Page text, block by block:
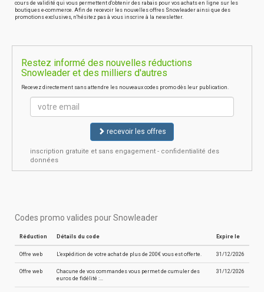
cours de validité qui vous permettent d'obtenir des rabais pour vos achats en ligne sur les
boutiques e-commerce. Afin de recevoir les nouvelles offres Snowleader ainsi que des
promotions exclusives, n'hésitez pas à vous inscrire à la newsletter.
Restez informé des nouvelles réductions
Snowleader et des milliers d'autres
Recevez directement sans attendre les nouveaux codes promo dès leur publication.
recevoir les offres
inscription gratuite et sans engagement - confidentialité des
données
Codes promo valides pour Snowleader
Réduction Détails du code Expire le
Offre web L'expédition de votre achat de plus de 200€ vous est offerte. 31/12/2026
Offre web
Chacune de vos commandes vous permet de cumuler des
euros de fidélité :…
31/12/2026